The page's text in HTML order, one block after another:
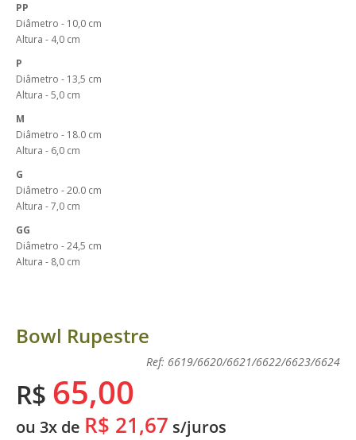
PP
Diâmetro - 10,0 cm
Altura - 4,0 cm
P
Diâmetro - 13,5 cm
Altura - 5,0 cm
M
Diâmetro - 18.0 cm
Altura - 6,0 cm
G
Diâmetro - 20.0 cm
Altura - 7,0 cm
GG
Diâmetro - 24,5 cm
Altura - 8,0 cm
Bowl Rupestre
Ref: 6619/6620/6621/6622/6623/6624
R$ 65,00
ou 3x de R$ 21,67 s/juros